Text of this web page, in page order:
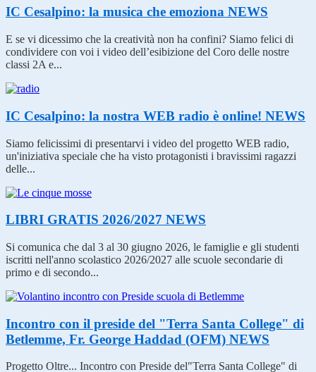
IC Cesalpino: la musica che emoziona NEWS
E se vi dicessimo che la creatività non ha confini? Siamo felici di
condividere con voi i video dell’esibizione del Coro delle nostre
classi 2A e...
IC Cesalpino: la nostra WEB radio è online! NEWS
Siamo felicissimi di presentarvi i video del progetto WEB radio,
un'iniziativa speciale che ha visto protagonisti i bravissimi ragazzi
delle...
LIBRI GRATIS 2026/2027 NEWS
Si comunica che dal 3 al 30 giugno 2026, le famiglie e gli studenti
iscritti nell'anno scolastico 2026/2027 alle scuole secondarie di
primo e di secondo...
Incontro con il preside del "Terra Santa College" di
Betlemme, Fr. George Haddad (OFM) NEWS
Progetto Oltre... Incontro con Preside del"Terra Santa College" di